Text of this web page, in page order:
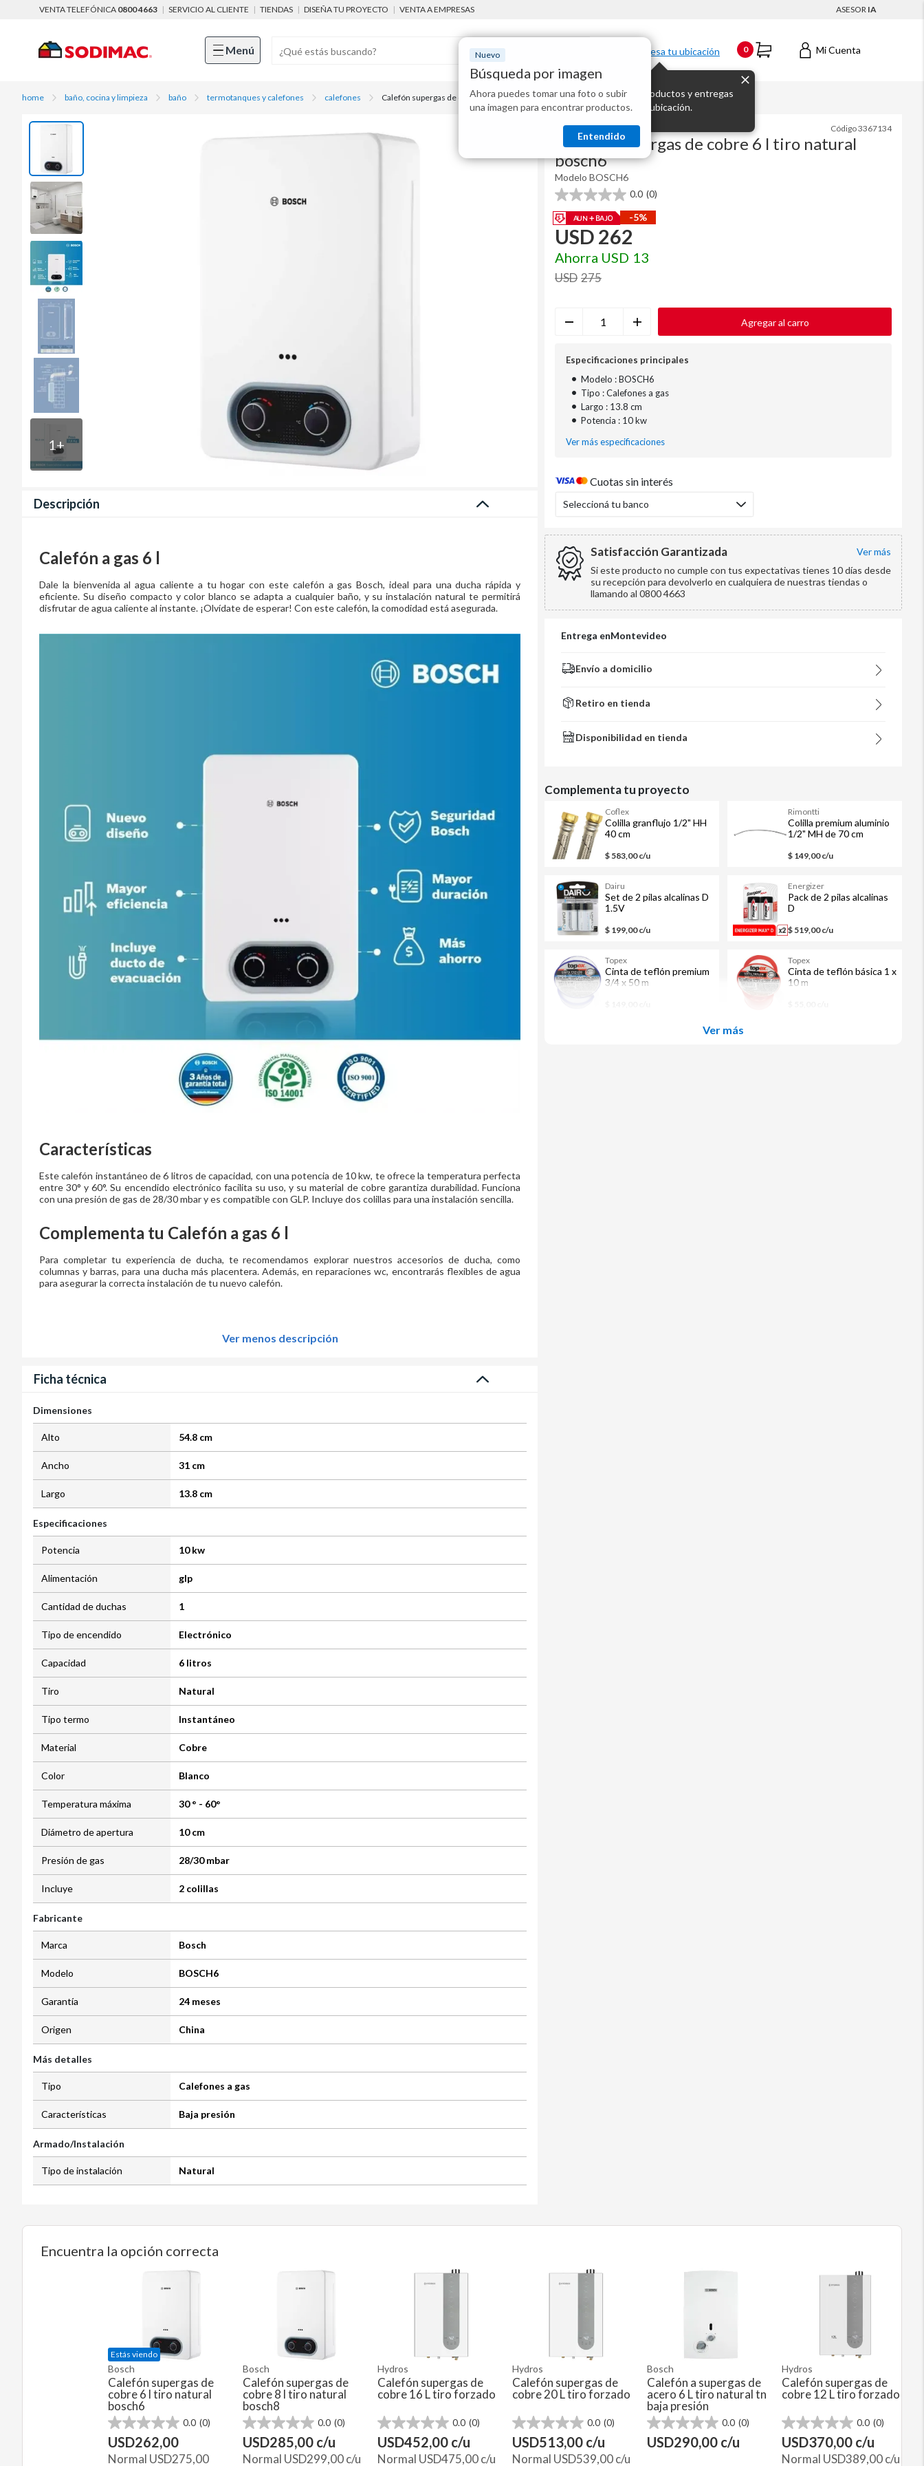
VENTA TELEFÓNICA 0800 4663 | SERVICIO AL CLIENTE | TIENDAS | DISEÑA TU PROYECTO | VENTA A EMPRESAS ASESOR IA
Menú Nuevo
Búsqueda por imagen
Ahora puedes tomar una foto o subir
una imagen para encontrar productos.
Entendido
Ingresa tu ubicación
Mostraremos los productos y entregas
disponibles para tu ubicación.
0 Mi Cuenta
home baño, cocina y limpieza baño termotanques y calefones calefones Calefón supergas de cobre 6 l tiro natural bosch6
1+
Descripción
Calefón a gas 6 l
Dale la bienvenida al agua caliente a tu hogar con este calefón a gas Bosch, ideal para una ducha rápida y
eficiente. Su diseño compacto y color blanco se adapta a cualquier baño, y su instalación natural te permitirá
disfrutar de agua caliente al instante. ¡Olvídate de esperar! Con este calefón, la comodidad está asegurada.
Características
Este calefón instantáneo de 6 litros de capacidad, con una potencia de 10 kw, te ofrece la temperatura perfecta
entre 30° y 60°. Su encendido electrónico facilita su uso, y su material de cobre garantiza durabilidad. Funciona
con una presión de gas de 28/30 mbar y es compatible con GLP. Incluye dos colillas para una instalación sencilla.
Complementa tu Calefón a gas 6 l
Para completar tu experiencia de ducha, te recomendamos explorar nuestros accesorios de ducha, como
columnas y barras, para una ducha más placentera. Además, en reparaciones wc, encontrarás flexibles de agua
para asegurar la correcta instalación de tu nuevo calefón.
Ver menos descripción
Ficha técnica
Dimensiones
Alto 54.8 cm
Ancho 31 cm
Largo 13.8 cm
Especificaciones
Potencia 10 kw
Alimentación glp
Cantidad de duchas 1
Tipo de encendido Electrónico
Capacidad 6 litros
Tiro Natural
Tipo termo Instantáneo
Material Cobre
Color Blanco
Temperatura máxima 30 ° - 60°
Diámetro de apertura 10 cm
Presión de gas 28/30 mbar
Incluye 2 colillas
Fabricante
Marca Bosch
Modelo BOSCH6
Garantía 24 meses
Origen China
Más detalles
Tipo Calefones a gas
Características Baja presión
Armado/Instalación
Tipo de instalación Natural
Bosch Código3367134
Calefón supergas de cobre 6 l tiro natural
bosch6
Modelo BOSCH6
0.0 (0)
0.0
de
5
estrellas.
-5%
USD 262
Ahorra USD 13
USD 275
Agregar al carro
Especificaciones principales
• Modelo : BOSCH6
• Tipo : Calefones a gas
• Largo : 13.8 cm
• Potencia : 10 kw
Ver más especificaciones
Cuotas sin interés
Seleccioná tu banco
Satisfacción Garantizada
ver más
Si este producto no cumple con tus expectativas tienes 10 días desde
su recepción para devolverlo en cualquiera de nuestras tiendas o
llamando al 0800 4663
Entrega enMontevideo
Envío a domicilio
Retiro en tienda
Disponibilidad en tienda
Complementa tu proyecto
Coflex
Colilla granflujo 1/2" HH
40 cm
$ 583,00 c/u
Rimontti
Colilla premium aluminio
1/2" MH de 70 cm
$ 149,00 c/u
Dairu
Set de 2 pilas alcalinas D
1.5V
$ 199,00 c/u
Energizer
Pack de 2 pilas alcalinas
D
$ 519,00 c/u
Topex
Cinta de teflón premium
3/4 x 50 m
Topex
Cinta de teflón básica 1 x
10 m
Ver más
Encuentra la opción correcta
Estás viendo
Bosch
Calefón supergas de
cobre 6 l tiro natural
bosch6
0.0 (0)
0.0
de
5
estrellas.
USD262,00
Normal USD275,00
Bosch
Calefón supergas de
cobre 8 l tiro natural
bosch8
0.0 (0)
0.0
de
5
estrellas.
USD285,00 c/u
Normal USD299,00c/u
Hydros
Calefón supergas de
cobre 16 L tiro forzado
0.0 (0)
0.0
de
5
estrellas.
USD452,00 c/u
Normal USD475,00c/u
Hydros
Calefón supergas de
cobre 20 L tiro forzado
0.0 (0)
0.0
de
5
estrellas.
USD513,00 c/u
Normal USD539,00c/u
Bosch
Calefón a supergas de
acero 6 L tiro natural tn
baja presión
0.0 (0)
0.0
de
5
USD290,00 c/u
Hydros
Calefón supergas de
cobre 12 L tiro forzado
0.0 (0)
0.0
de
5
estrellas.
USD370,00 c/u
Normal USD389,00c/u